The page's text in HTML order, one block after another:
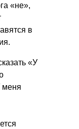
«не»,
в
«У
меня